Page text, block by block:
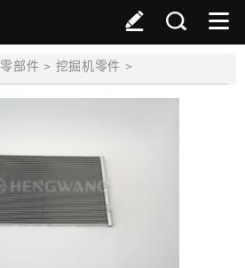
零部件 > 挖掘机零件 >